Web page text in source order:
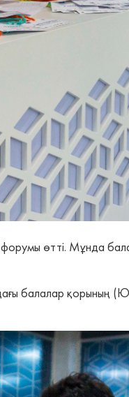
өтті. Мұнда
балалар қорының